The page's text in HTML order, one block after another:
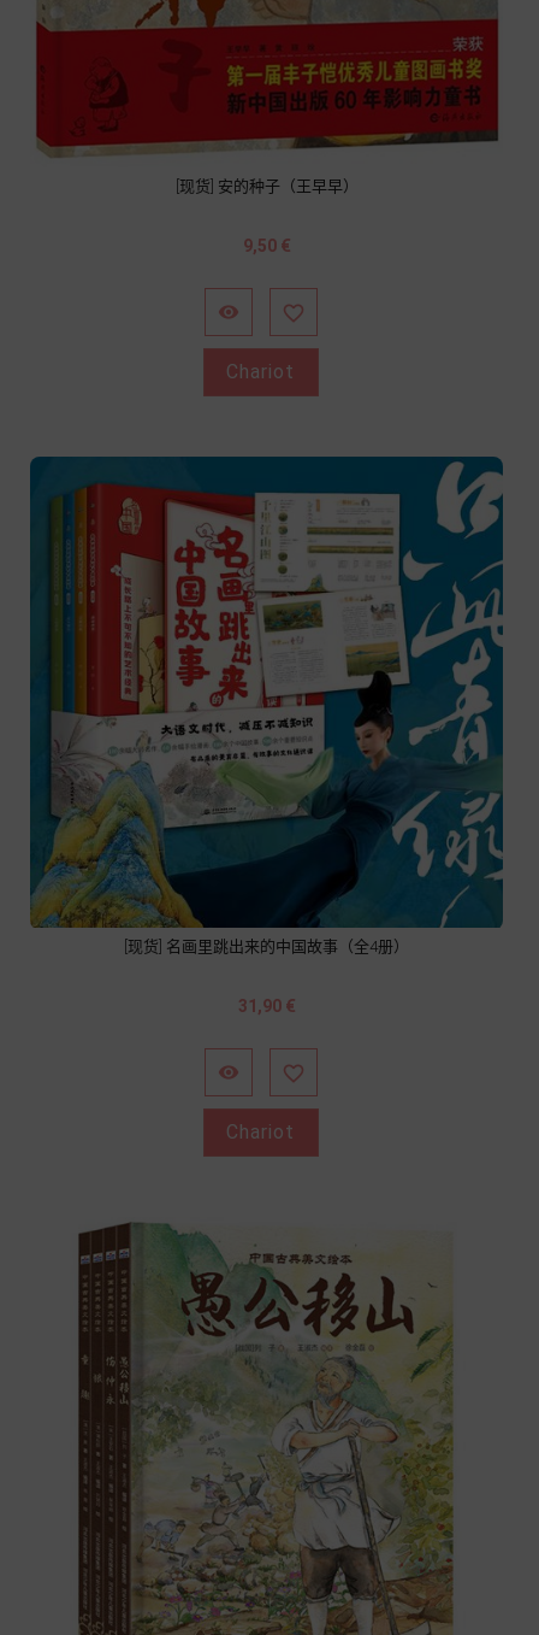
[现货] 安的种子（王早早）
Prix
9,50 €
 
Chariot
[现货] 名画里跳出来的中国故事（全4册）
Prix
31,90 €
 
Chariot